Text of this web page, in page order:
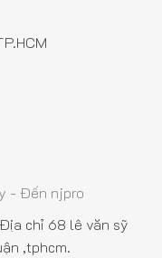
- Đến njpro
chỉ 68 lê văn sỹ
,tphcm.